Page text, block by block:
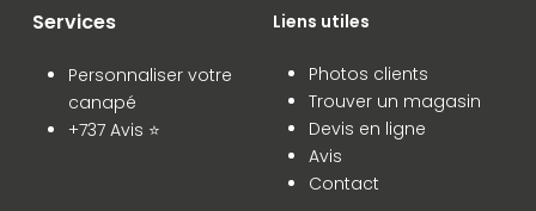
Services
Personnaliser votre
canapé
+737 Avis ⭐
Liens utiles
Photos clients
Trouver un magasin
Devis en ligne
Avis
Contact